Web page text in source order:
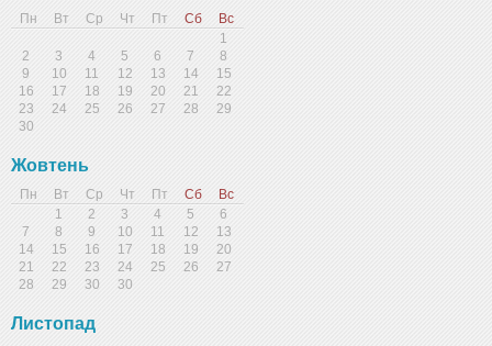
Пн Вт Ср Чт Пт Сб
Вс
1
2
3 4 5 6 7
8
9
10 11 12 13 14
15
16
17 18 19 20 21
22
23
24 25 26 27 28
29
30
Жовтень
Пн Вт Ср Чт Пт Сб
Вс
1
2 3 4 5
6
7
8 9 10 11 12
13
14
15 16 17 18 19
20
21
22 23 24 25 26
27
28
29 30 30
Листопад